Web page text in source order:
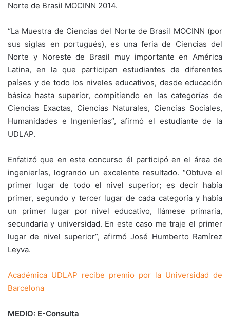
Norte de Brasil MOCINN 2014.
“La Muestra de Ciencias del Norte de Brasil MOCINN (por
sus siglas en portugués), es una feria de Ciencias del
Norte y Noreste de Brasil muy importante en América
Latina, en la que participan estudiantes de diferentes
países y de todo los niveles educativos, desde educación
básica hasta superior, compitiendo en las categorías de
Ciencias Exactas, Ciencias Naturales, Ciencias Sociales,
Humanidades e Ingenierías”, afirmó el estudiante de la
UDLAP.
Enfatizó que en este concurso él participó en el área de
ingenierías, logrando un excelente resultado. “Obtuve el
primer lugar de todo el nivel superior; es decir había
primer, segundo y tercer lugar de cada categoría y había
un primer lugar por nivel educativo, llámese primaria,
secundaria y universidad. En este caso me traje el primer
lugar de nivel superior”, afirmó José Humberto Ramírez
Leyva.
Académica UDLAP recibe premio por la Universidad de
Barcelona
MEDIO: E-Consulta